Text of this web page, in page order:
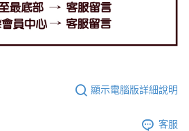
顯示電腦版詳細說明
客服